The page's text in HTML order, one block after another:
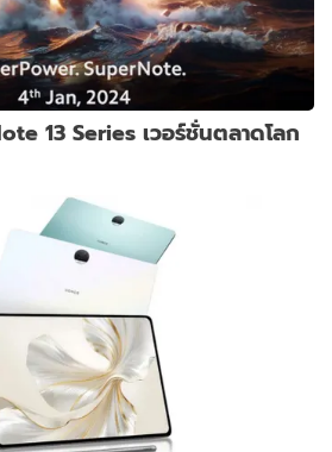
13 Series เวอร์ชั่นตลาดโลก